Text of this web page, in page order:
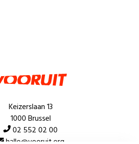
Keizerslaan 13
1000 Brussel
02 552 02 00